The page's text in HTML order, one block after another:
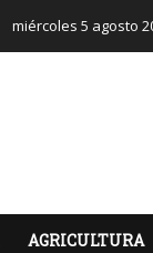
miércoles 5 agosto
AGRICULTURA